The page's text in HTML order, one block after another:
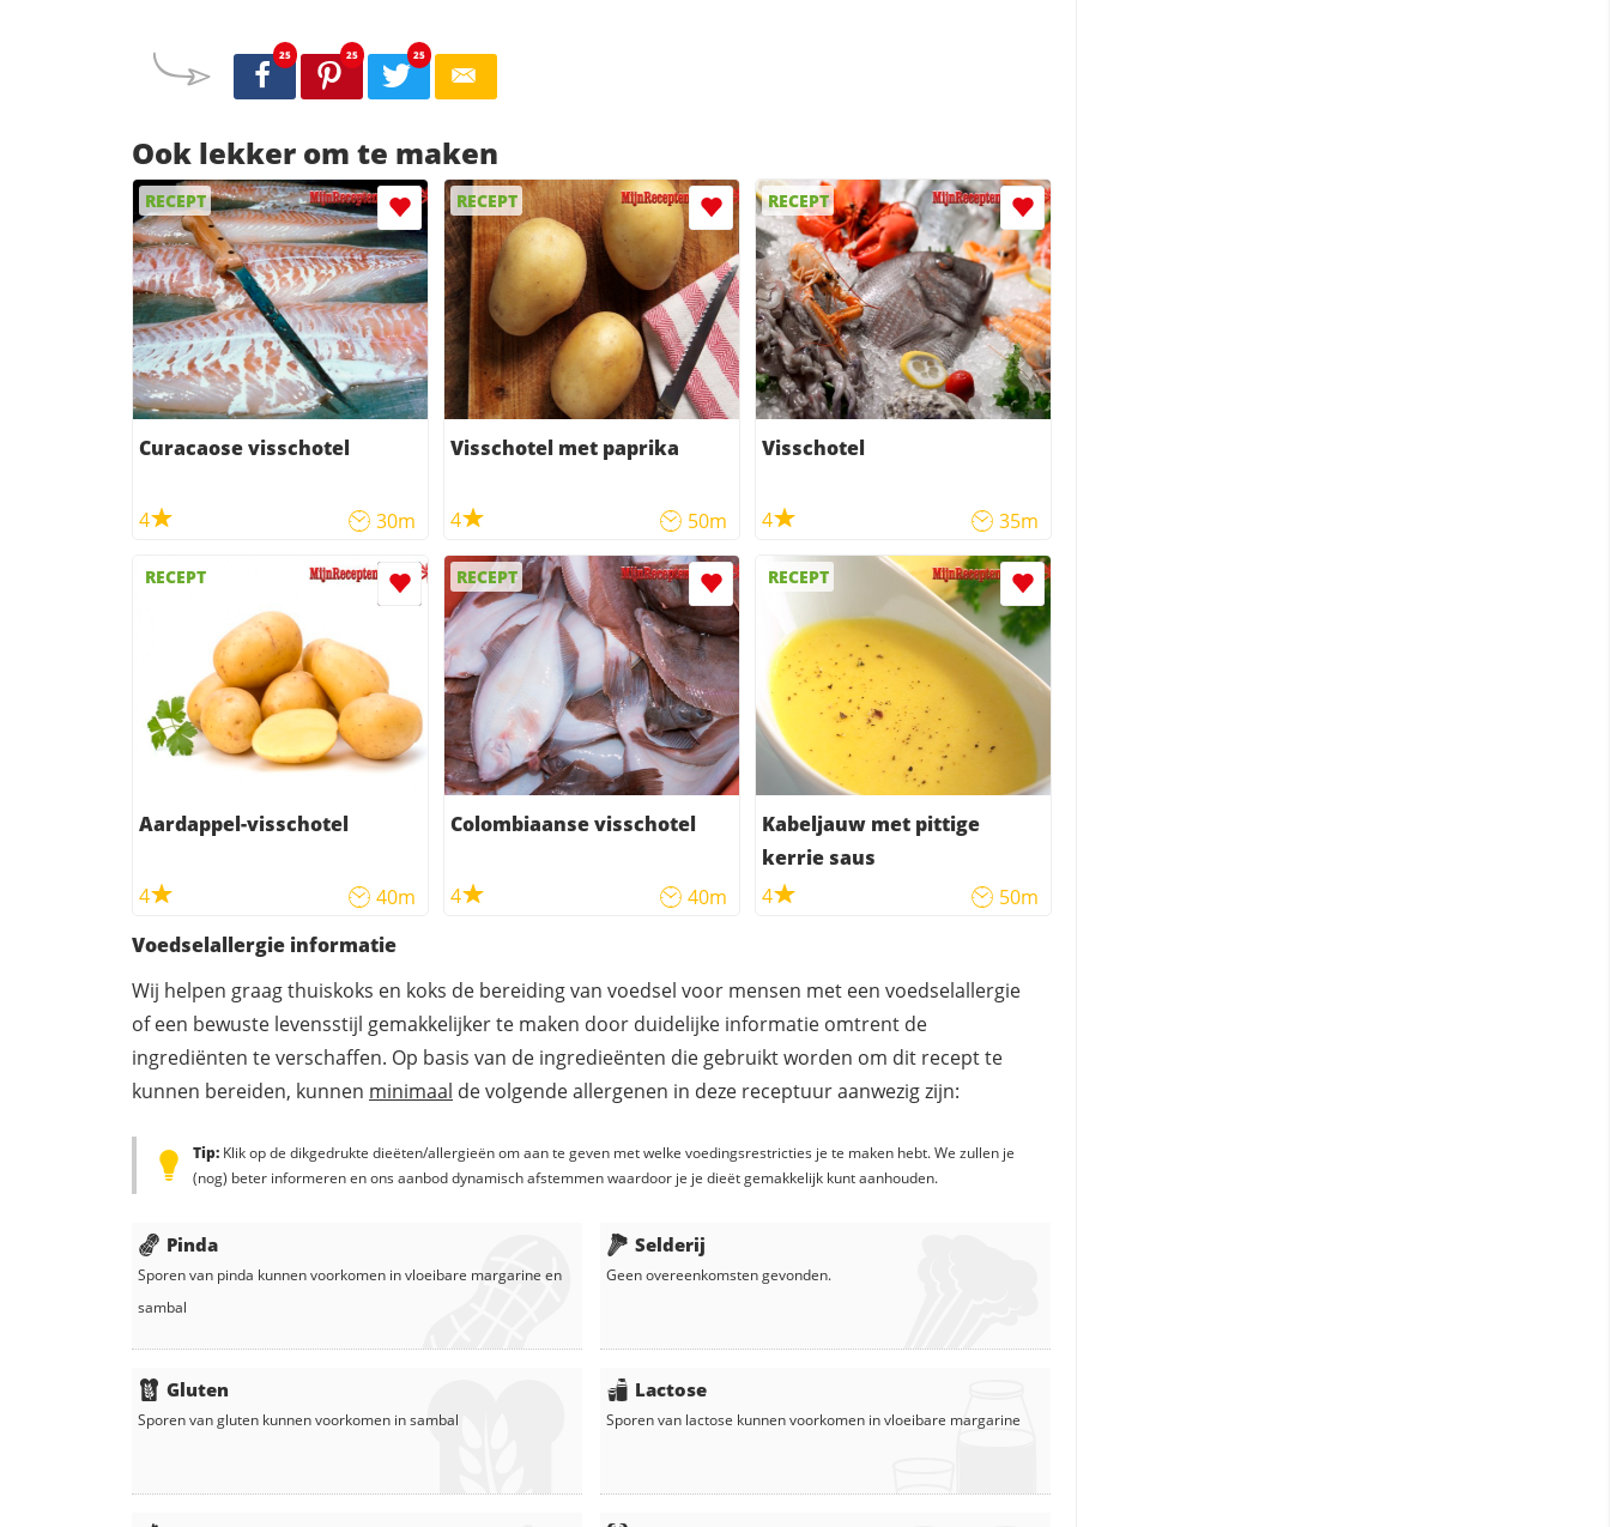
25 25 25
Ook lekker om te maken
RECEPT
Curacaose visschotel
4 30m
RECEPT
Visschotel met paprika
4 50m
RECEPT
Visschotel
4 35m
RECEPT
Aardappel-visschotel
4 40m
RECEPT
Colombiaanse visschotel
4 40m
RECEPT
Kabeljauw met pittige
kerrie saus
4
50m
Voedselallergie informatie
Wij helpen graag thuiskoks en koks de bereiding van voedsel voor mensen met een voedselallergie
of een bewuste levensstijl gemakkelijker te maken door duidelijke informatie omtrent de
ingrediënten te verschaffen. Op basis van de ingredieënten die gebruikt worden om dit recept te
kunnen bereiden, kunnen minimaal de volgende allergenen in deze receptuur aanwezig zijn:
Tip: Klik op de dikgedrukte dieëten/allergieën om aan te geven met welke voedingsrestricties je te maken hebt. We zullen je
(nog) beter informeren en ons aanbod dynamisch afstemmen waardoor je je dieët gemakkelijk kunt aanhouden.
Pinda
Sporen van pinda kunnen voorkomen invloeibare margarine en
sambal
Gluten
Sporen van gluten kunnen voorkomen insambal
Selderij
Geen overeenkomsten gevonden.
Lactose
Sporen van lactose kunnen voorkomen invloeibare margarine